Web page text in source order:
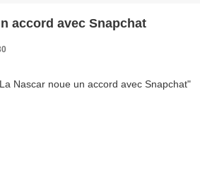
accord avec Snapchat